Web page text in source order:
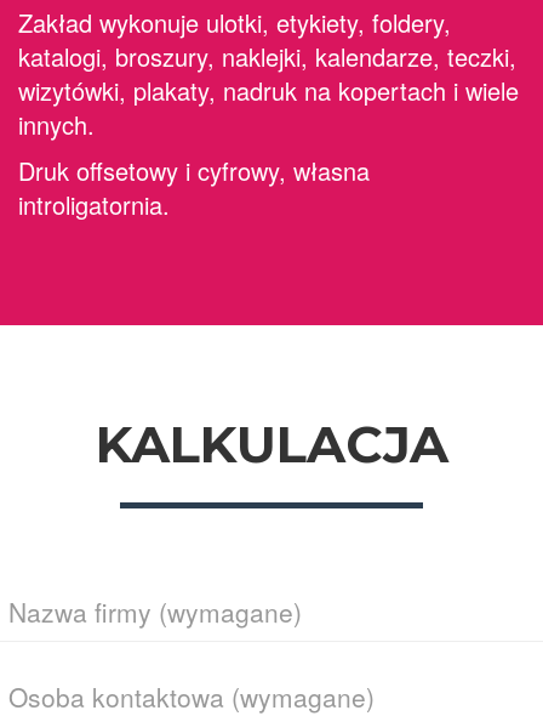
Zakład wykonuje ulotki, etykiety, foldery,
katalogi, broszury, naklejki, kalendarze, teczki,
wizytówki, plakaty, nadruk na kopertach i wiele
innych.
Druk offsetowy i cyfrowy, własna
introligatornia.
KALKULACJA